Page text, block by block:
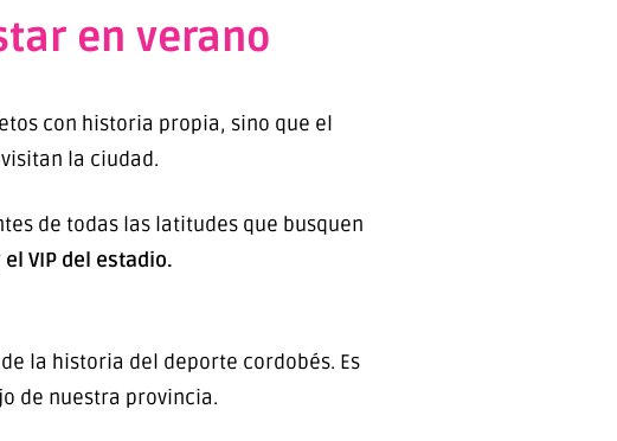
en verano
con historia propia, sino que el
la ciudad.
de todas las latitudes que busquen
VIP del estadio.
la historia del deporte cordobés. Es
de nuestra provincia.